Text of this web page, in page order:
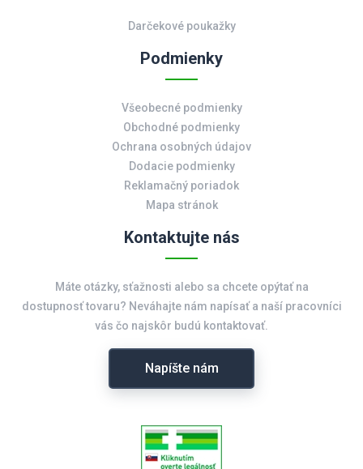
Darčekové poukažky
Podmienky
Všeobecné podmienky
Obchodné podmienky
Ochrana osobných údajov
Dodacie podmienky
Reklamačný poriadok
Mapa stránok
Kontaktujte nás
Máte otázky, sťažnosti alebo sa chcete opýtať na
dostupnosť tovaru? Neváhajte nám napísať a naší pracovníci
vás čo najskôr budú kontaktovať.
Napíšte nám